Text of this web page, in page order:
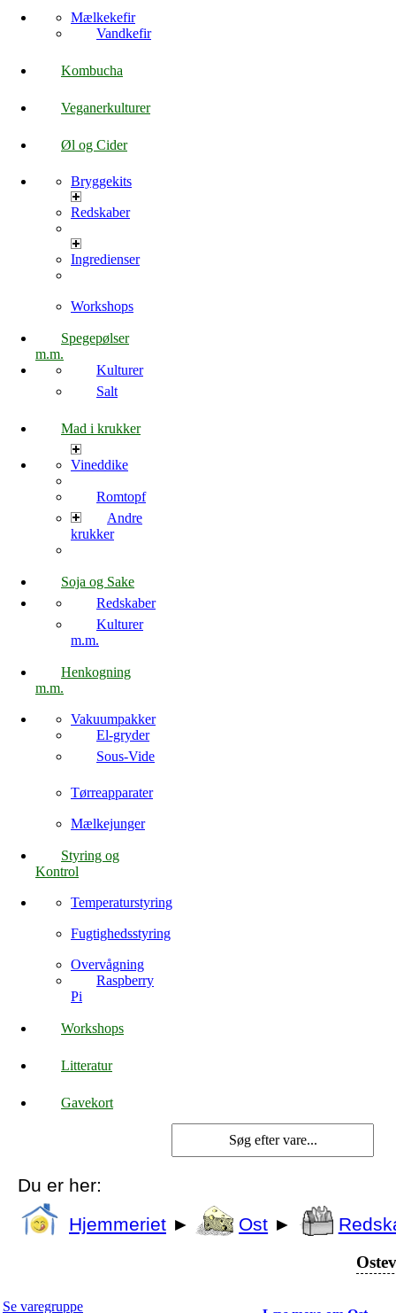
Mælkekefir
Vandkefir
Kombucha
Veganerkulturer
Øl og Cider
Bryggekits
Redskaber
Ingredienser
Workshops
Spegepølser
m.m.
Kulturer
Salt
Mad i krukker
Vineddike
Romtopf
Andre
krukker
Soja og Sake
Redskaber
Kulturer
m.m.
Henkogning
m.m.
Vakuumpakker
El-gryder
Sous-Vide
Tørreapparater
Mælkejunger
Styring og
Kontrol
Temperaturstyring
Fugtighedsstyring
Overvågning
Raspberry
Pi
Workshops
Litteratur
Gavekort
Du er her:
Hjemmeriet ► Ost ►
Se varegruppe